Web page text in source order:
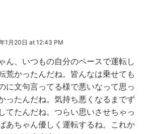
1月20日 at 12:43 PM
ん、いつもの自分のペースで運転し
荒かったんだね。皆んなは乗せても
に文句言ってる様で悪いなって思っ
ったんだね。気持ち悪くなるまでず
てたんだね。つらい思いさせちゃっ
あちゃん優しく運転するね。これか